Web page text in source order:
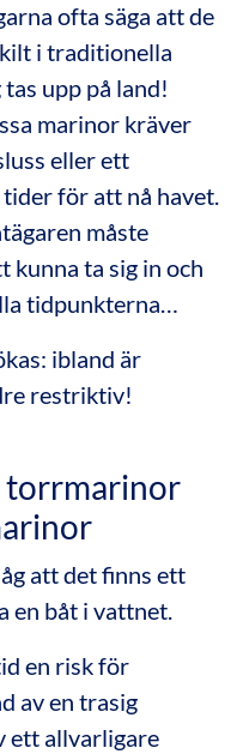
ofta säga att de
i traditionella
upp på land!
marinor kräver
eller ett
för att nå havet.
måste
kunna ta sig in och
tidpunkterna…
ibland är
restriktiv!
torrmarinor
att det finns ett
en båt i vattnet.
en risk för
av en trasig
ett allvarligare